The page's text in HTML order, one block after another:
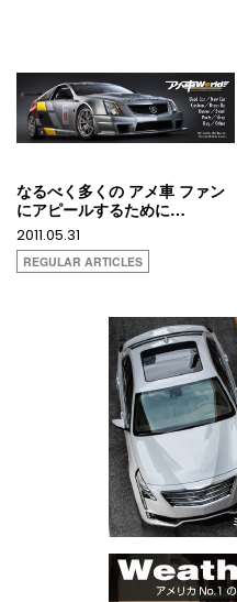
なるべく多くの アメ車 ファン
にアピールするために…
2011.05.31
REGULAR ARTICLES